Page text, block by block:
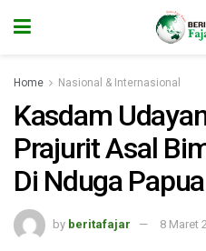
Home Nasional & Internasional
Kasdam
Prajurit Asal
Di Nduga Papua
by beritafajar 8 Maret